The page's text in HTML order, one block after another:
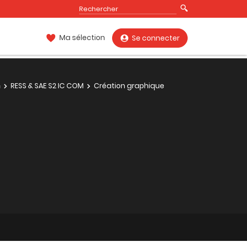
Ma sélection Se connecter
RESS & SAE S2 IC COM Création graphique